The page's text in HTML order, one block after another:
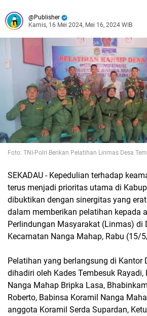
Publisher
Kamis, 16 Mei 2024, Mei 16, 2024 WIB
Foto: TNI-Polri Berikan Pelatihan Linmas Desa
SEKADAU - Kepedulian terhadap
terus menjadi prioritas utama di
dibuktikan dengan sinergitas yang
dalam memberikan pelatihan kepada
Perlindungan Masyarakat (Linmas) di
Kecamatan Nanga Mahap, Rabu (15/
Pelatihan yang berlangsung di Kantor
dihadiri oleh Kades Tembesuk
Nanga Mahap Bripka Lasa,
Roberto, Babinsa Koramil Nanga
anggota Koramil Serda Supardan,